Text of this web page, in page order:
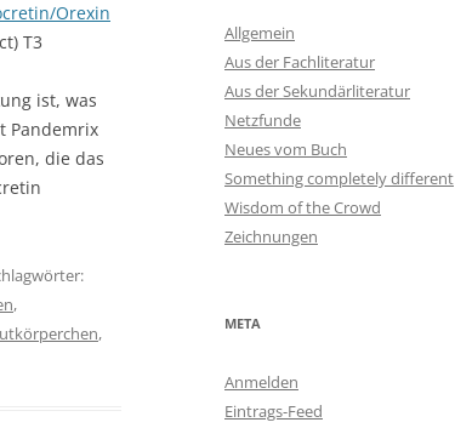
Orexin
T3
ist, was
Pandemrix
die das
,
,
Allgemein
Aus der Fachliteratur
Aus der Sekundärliteratur
Netzfunde
Neues vom Buch
Something completely different
Wisdom of the Crowd
Zeichnungen
META
Anmelden
Eintrags-Feed